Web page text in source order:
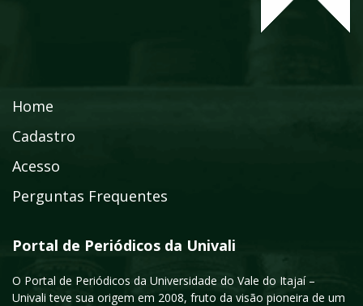
Home
Cadastro
Acesso
Perguntas Frequentes
Portal de Periódicos da Univali
O Portal de Periódicos da Universidade do Vale do Itajaí –
Univali teve sua origem em 2008, fruto da visão pioneira de um